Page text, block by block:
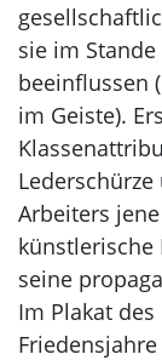
sie im
beeinflussen
im Geiste).
Arbeiters
künstlerische
seine
Im Plakat